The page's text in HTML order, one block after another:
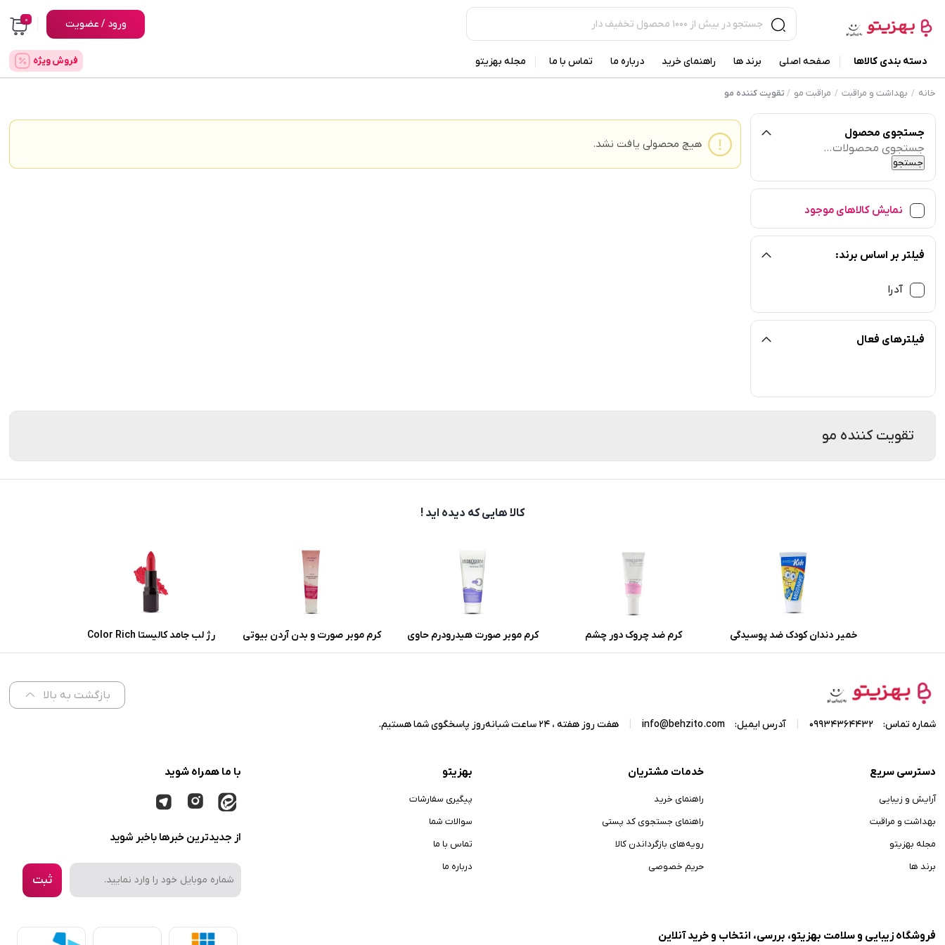
ورود / عضویت 0
دسته بندی کالاها صفحه اصلی برند ها راهنمای خرید درباره ما تماس با ما مجله بهزیتو فروش ویژه
خانه / بهداشت و مراقبت / مراقبت مو / تقویت کننده مو
جستجوی محصول
جستجو
برای:
جستجو
نمایش کالاهای موجود
فیلتر بر اساس برند:
آدرا
فیلترهای فعال
هیچ محصولی یافت نشد.
تقویت کننده مو
کالا هایی که دیده اید !
خمیر دندان کودک ضد پوسیدگی
میسویک باطعم موز و بلوبری
کرم ضد چروک دور چشم
هیدرودرم با خاصیت آنتی
کرم موبر صورت هیدرودرم حاوی
آلوئه ورا و گلیسیرین وزن 40 گرم
کرم موبر صورت و بدن آردن بیوتی
مدل سافت لاین پوست معمولی و
رژ لب جامد کالیستا Color Rich
شماره L57
بازگشت به بالا
شماره تماس: 09934364432 آدرس ایمیل: info@behzito.com هفت روز هفته ، 24 ساعت شبانه‌روز پاسخگوی شما هستیم.
دسترسی سریع
آرایش و زیبایی
بهداشت و مراقبت
مجله بهزیتو
برند ها
خدمات مشتریان
راهنمای خرید
راهنمای جستجوی کد پستی
رویه‌های بازگرداندن کالا
حریم خصوصی
بهزیتو
پیگیری سفارشات
سوالات شما
تماس با ما
درباره ما
با ما همراه شوید
از جدیدترین خبرها باخبر شوید
ثبت
فروشگاه زیبایی و سلامت بهزیتو، بررسی، انتخاب و خرید آنلاین